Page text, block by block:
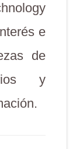
e
de
y